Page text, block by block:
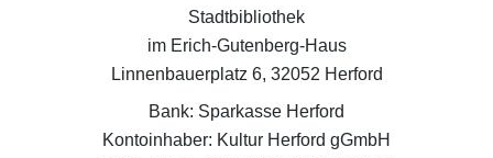
Stadtbibliothek
im Erich-Gutenberg-Haus
Linnenbauerplatz 6, 32052 Herford
Bank: Sparkasse Herford
Kontoinhaber: Kultur Herford gGmbH